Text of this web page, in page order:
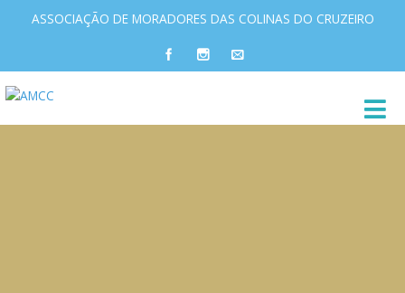
ASSOCIAÇÃO DE MORADORES DAS COLINAS DO CRUZEIRO